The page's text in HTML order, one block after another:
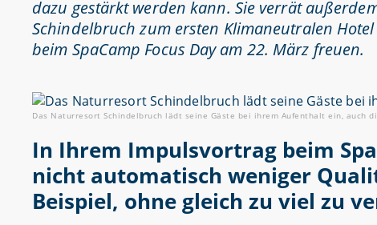
dazu gestärkt werden kann. Sie verrät
Schindelbruch zum ersten Klimaneutralen
beim SpaCamp Focus Day am 22. März freuen.
Das Naturresort Schindelbruch lädt seine Gäste bei ihrem Aufenthalt ein, auch
In Ihrem Impulsvortrag beim
nicht automatisch weniger
Beispiel, ohne gleich zu viel zu